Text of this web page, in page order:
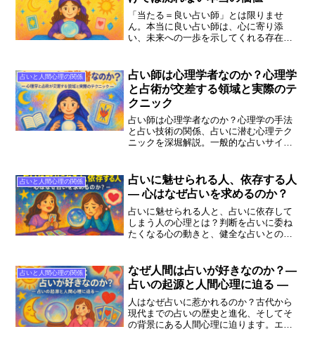
「当たる＝良い占い師」とは限りませ
ん。本当に良い占い師は、心に寄り添
い、未来への一歩を示してくれる存在で
占いと人間心理の関係
占い師は心理学者なのか？心理学
と占術が交差する領域と実際のテ
クニック
占い師は心理学者なのか？心理学の手法
と占い技術の関係、占いに潜む心理テク
ニックを深堀解説。一般的な占いサイト
占いと人間心理の関係
占いに魅せられる人、依存する人
― 心はなぜ占いを求めるのか？
占いに魅せられる人と、占いに依存して
しまう人の心理とは？判断を占いに委ね
たくなる心の動きと、健全な占いとの付
占いと人間心理の関係
なぜ人間は占いが好きなのか？―
占いの起源と人間心理に迫る ―
人はなぜ占いに惹かれるのか？古代から
現代までの占いの歴史と進化、そしてそ
の背景にある人間心理に迫ります。エン